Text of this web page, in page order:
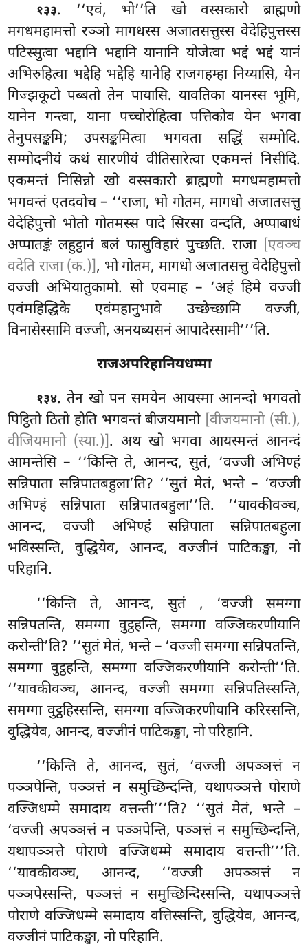
१३३. ‘‘एवं, भो’’ति खो वस्सकारो ब्राह्मणो
मगधमहामत्तो रञ्ञो मागधस्स अजातसत्तुस्स वेदेहिपुत्तस्स
पटिस्सुत्वा भद्दानि भद्दानि यानानि योजेत्वा भद्दं भद्दं यानं
अभिरुहित्वा भद्देहि भद्देहि यानेहि राजगहम्हा निय्यासि, येन
गिज्झकूटो पब्बतो तेन पायासि. यावतिका यानस्स भूमि,
यानेन गन्त्वा, याना पच्चोरोहित्वा पत्तिकोव येन भगवा
तेनुपसङ्कमि; उपसङ्कमित्वा भगवता सद्धिं सम्मोदि.
सम्मोदनीयं कथं सारणीयं वीतिसारेत्वाएकमन्तं निसीदि.
एकमन्तं निसिन्नो खो वस्सकारो ब्राह्मणो मगधमहामत्तो
भगवन्तं एतदवोच – ‘‘राजा, भो गोतम, मागधो अजातसत्तु
वेदेहिपुत्तो भोतो गोतमस्स पादे सिरसा वन्दति, अप्पाबाधं
अप्पातङ्कं लहुट्ठानं बलं फासुविहारं पुच्छति. राजा [एवञ्च
वदेति राजा (क.)] , भो गोतम, मागधो अजातसत्तु वेदेहिपुत्तो
वज्जी अभियातुकामो. सो एवमाह – ‘अहं हिमे वज्जी
एवंमहिद्धिके एवंमहानुभावे उच्छेच्छामि वज्जी,
विनासेस्सामि वज्जी, अनयब्यसनं आपादेस्सामी’’’ति.
राजअपरिहानियधम्मा
१३४. तेन खो पन समयेन आयस्मा आनन्दो भगवतो
पिट्ठितो ठितो होति भगवन्तं बीजयमानो [वीजयमानो (सी.),
वीजियमानो (स्या.)]. अथ खो भगवा आयस्मन्तं आनन्दं
आमन्तेसि – ‘‘किन्ति ते, आनन्द, सुतं, ‘वज्जी अभिण्हं
सन्निपाता सन्निपातबहुला’ति? ‘‘सुतं मेतं, भन्ते – ‘वज्जी
अभिण्हं सन्निपाता सन्निपातबहुला’’ति. ‘‘यावकीवञ्च,
आनन्द, वज्जी अभिण्हं सन्निपाता सन्निपातबहुला
भविस्सन्ति, वुद्धियेव, आनन्द, वज्जीनं पाटिकङ्खा, नो
परिहानि.
‘‘किन्ति ते, आनन्द, सुतं , ‘वज्जी समग्गा
सन्निपतन्ति, समग्गा वुट्ठहन्ति, समग्गा वज्जिकरणीयानि
करोन्ती’ति? ‘‘सुतं मेतं, भन्ते – ‘वज्जी समग्गा सन्निपतन्ति,
समग्गा वुट्ठहन्ति, समग्गा वज्जिकरणीयानि करोन्ती’’ति.
‘‘यावकीवञ्च, आनन्द, वज्जी समग्गा सन्निपतिस्सन्ति,
समग्गा वुट्ठहिस्सन्ति, समग्गा वज्जिकरणीयानि करिस्सन्ति,
वुद्धियेव, आनन्द, वज्जीनं पाटिकङ्खा, नो परिहानि.
‘‘किन्ति ते, आनन्द, सुतं, ‘वज्जी अपञ्ञत्तं न
पञ्ञपेन्ति, पञ्ञत्तं न समुच्छिन्दन्ति, यथापञ्ञत्ते पोराणे
वज्जिधम्मे समादाय वत्तन्ती’’’ति? ‘‘सुतं मेतं, भन्ते –
‘वज्जी अपञ्ञत्तं न पञ्ञपेन्ति, पञ्ञत्तं न समुच्छिन्दन्ति,
यथापञ्ञत्ते पोराणे वज्जिधम्मे समादाय वत्तन्ती’’’ति.
‘‘यावकीवञ्च, आनन्द, ‘‘वज्जी अपञ्ञत्तं न
पञ्ञपेस्सन्ति, पञ्ञत्तं न समुच्छिन्दिस्सन्ति, यथापञ्ञत्ते
पोराणे वज्जिधम्मे समादाय वत्तिस्सन्ति, वुद्धियेव, आनन्द,
वज्जीनं पाटिकङ्खा, नो परिहानि.